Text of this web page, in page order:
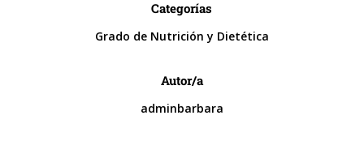
Categorías
Grado de Nutrición y Dietética
Autor/a
adminbarbara